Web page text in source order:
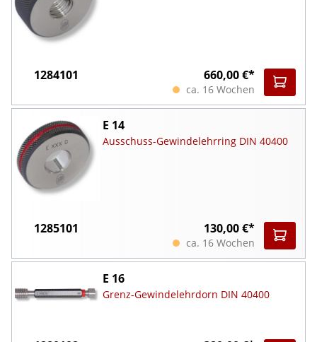
1284101 660,00 €*
ca. 16 Wochen
E 14
Ausschuss-Gewindelehrring DIN 40400
1285101 130,00 €*
ca. 16 Wochen
E 16
Grenz-Gewindelehrdorn DIN 40400